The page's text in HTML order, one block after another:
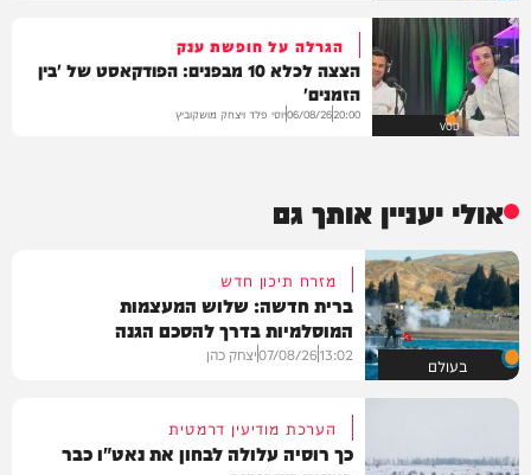
VOD
הגרלה על חופשת ענק
הצצה לכלא 10 מבפנים: הפודקאסט של 'בין
הזמנים'
20:00
06/08/26יוסי פלד ויצחק מושקוביץ
אולי יעניין אותך גם
בעולם
מזרח תיכון חדש
ברית חדשה: שלוש המעצמות
המוסלמיות בדרך להסכם הגנה
13:02
07/08/26יצחק כהן
הערכת מודיעין דרמטית
כך רוסיה עלולה לבחון את נאט"ו כבר